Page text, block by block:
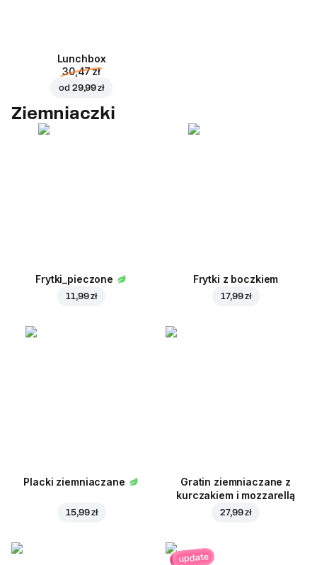
Lunchbox
30,47 zł
od 29,99 zł
Ziemniaczki
Frytki_pieczone
11,99 zł
Frytki z boczkiem
17,99 zł
Placki ziemniaczane
15,99 zł
Gratin ziemniaczane z
kurczakiem i mozzarellą
27,99 zł
update